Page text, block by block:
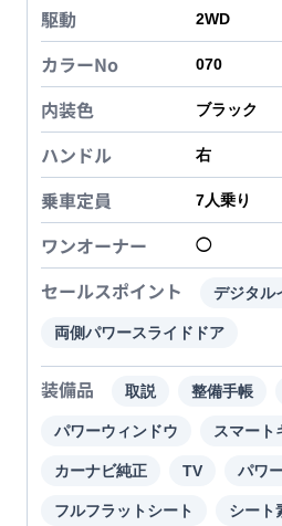
駆動 2WD
カラーNo 070
内装色 ブラック
ハンドル 右
乗車定員 7人乗り
ワンオーナー ◯
セールスポイント デジタル
両側パワースライドドア
装備品 取説 整備手帳
パワーウィンドウ スマート
カーナビ純正 TV パワ
フルフラットシート シート